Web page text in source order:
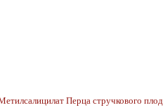
Перца стручкового